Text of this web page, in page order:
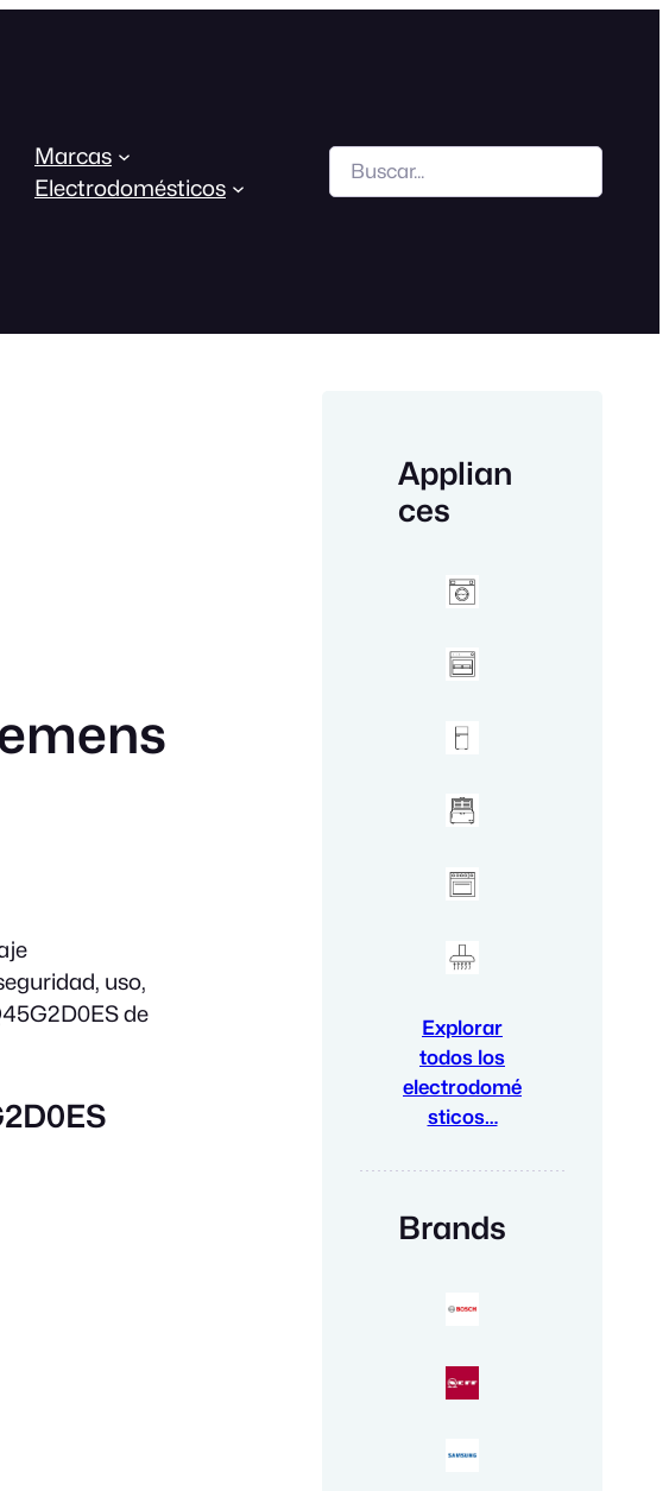
Marcas
Electrodomésticos
Search
uso,
de
Applian
ces
Explorar
todos los
electrodomé
sticos…
Brands